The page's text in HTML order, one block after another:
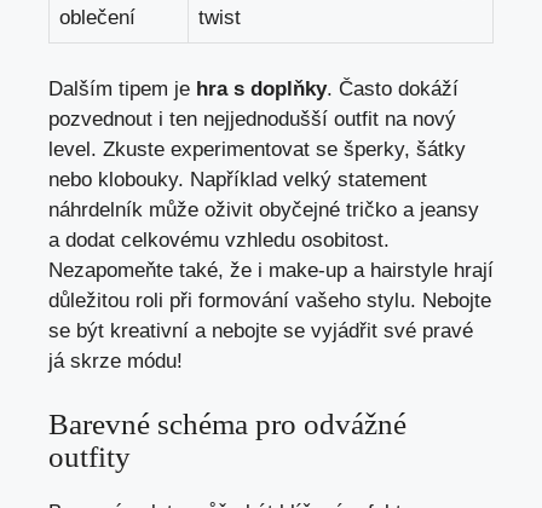
oblečení
twist
Dalším tipem je hra s doplňky. Často dokáží
pozvednout i ten nejjednodušší outfit na nový
level. Zkuste experimentovat se šperky, šátky
nebo klobouky. Například velký statement
náhrdelník může oživit obyčejné tričko a jeansy
a dodat celkovému vzhledu osobitost.
Nezapomeňte také, že i make-up a hairstyle hrají
důležitou roli při formování vašeho stylu. Nebojte
se být kreativní a nebojte se vyjádřit své pravé
já skrze módu!
Barevné schéma pro odvážné
outfity